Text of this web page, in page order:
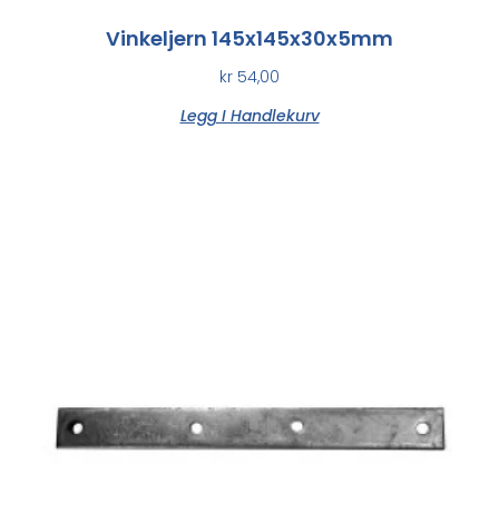
Vinkeljern 145x145x30x5mm
kr 54,00
Legg I Handlekurv